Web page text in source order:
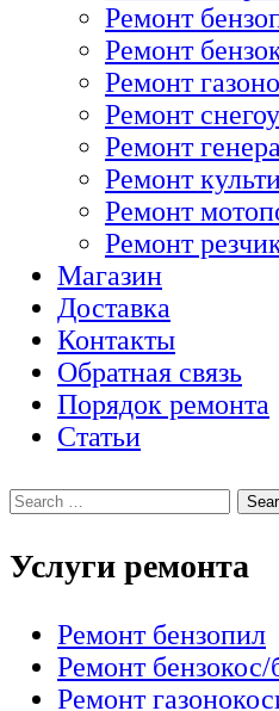
Ремонт
Ремонт
Ремонт
Ремонт
Ремонт
Ремонт
Ремонт
Ремонт
Магазин
Доставка
Контакты
Обратная связь
Порядок ремонта
Статьи
Услуги ремонта
Ремонт бензопил
Ремонт
Ремонт